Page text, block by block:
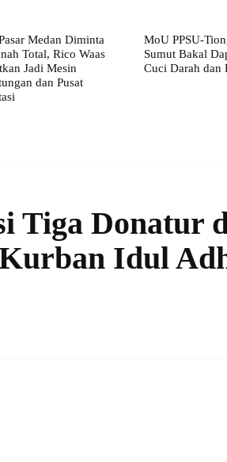
Medan Diminta
Total, Rico Waas
Jadi Mesin
dan Pusat
MoU PPSU-
Sumut Bakal
Cuci Darah dan
Tiga Donatur
Idul